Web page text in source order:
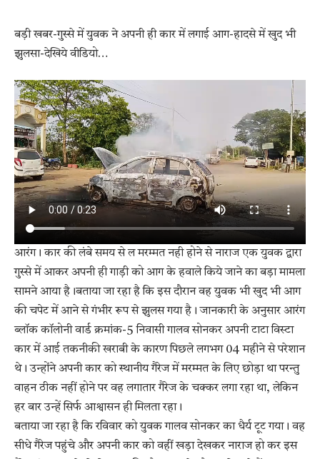
बड़ी खबर-गुस्से में युवक ने अपनी ही कार में लगाई आग-हादसे में खुद भी
झुलसा-देखिये वीडियो…
आरंग। कार की लंबे समय से ल मरम्मत नही होने से नाराज एक युवक द्वारा
गुस्से में आकर अपनी ही गाड़ी को आग के हवाले किये जाने का बड़ा मामला
सामने आया है।बताया जा रहा है कि इस दौरान वह युवक भी खुद भी आग
की चपेट में आने से गंभीर रूप से झुलस गया है। जानकारी के अनुसार आरंग
ब्लॉक कॉलोनी वार्ड क्रमांक-5 निवासी गालव सोनकर अपनी टाटा विस्टा
कार में आई तकनीकी खराबी के कारण पिछले लगभग 04 महीने से परेशान
थे। उन्होंने अपनी कार को स्थानीय गैरेज में मरम्मत के लिए छोड़ा था परन्तु
वाहन ठीक नहीं होने पर वह लगातार गैरेज के चक्कर लगा रहा था, लेकिन
हर बार उन्हें सिर्फ आश्वासन ही मिलता रहा।
बताया जा रहा है कि रविवार को युवक गालव सोनकर का धैर्य टूट गया। वह
सीधे गैरेज पहुंचे और अपनी कार को वहीं खड़ा देखकर नाराज हो कर इस